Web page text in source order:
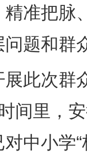
精准把脉
问题和群
次群众
间里，
中小学